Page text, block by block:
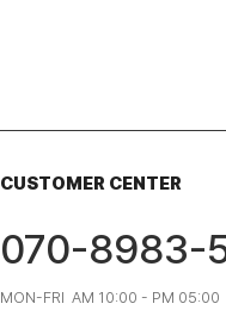
CUSTOMER CENTER
070-8983-
MON-FRI AM 10:00 - PM 05:00